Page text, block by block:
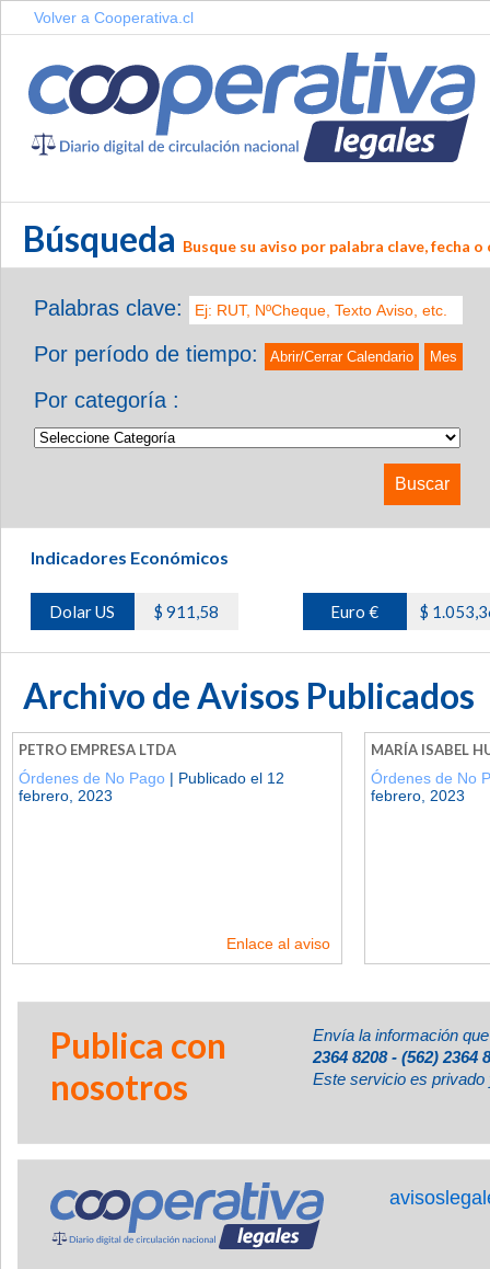
Volver a Cooperativa.cl
Búsqueda Busque su aviso por palabra clave, fecha
Palabras clave:
Por período de tiempo:
Abrir/Cerrar Calendario Mes
Por categoría :
Indicadores Económicos
Dolar US $ 911,58 Euro € $
Archivo de Avisos Publicados
PETRO EMPRESA LTDA
Órdenes de No Pago | Publicado el 12
febrero, 2023
Enlace al aviso
MARÍA ISABEL
Órdenes de No
febrero, 2023
Publica con
nosotros
Envía la información
2364 8208 - (562) 2364
Este servicio es privado